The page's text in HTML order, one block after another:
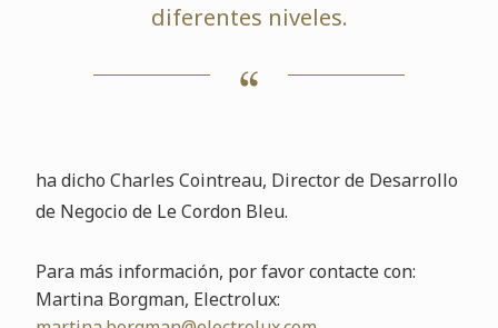
diferentes niveles.
ha dicho Charles Cointreau, Director de Desarrollo
de Negocio de Le Cordon Bleu.
Para más información, por favor contacte con:
Martina Borgman, Electrolux: